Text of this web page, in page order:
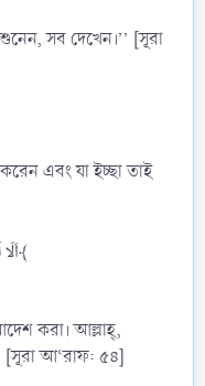
সব দেখেন।’’ [সূরা
করেন এবং যা ইচ্ছা তাই
اَلَا لَهُ الۡخَلۡقُ وَ الۡاَمۡرُ ؕ تَبٰرَکَ اللّٰهُ رَبُّ الۡعٰلَمِیۡنَ ﴿۵۴﴾
করা। আল্লাহ্,
[সূরা আ‘রাফ: ৫৪]